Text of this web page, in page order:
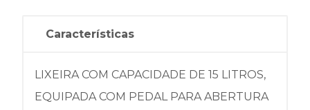
Características
LIXEIRA COM CAPACIDADE DE 15 LITROS,
EQUIPADA COM PEDAL PARA ABERTURA